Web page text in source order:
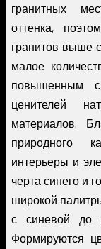
гранитных
оттенка,
гранитов выше
малое
повышенным
ценителей
материалов.
природного
интерьеры и
черта синего и
широкой
с синевой до
Формируются